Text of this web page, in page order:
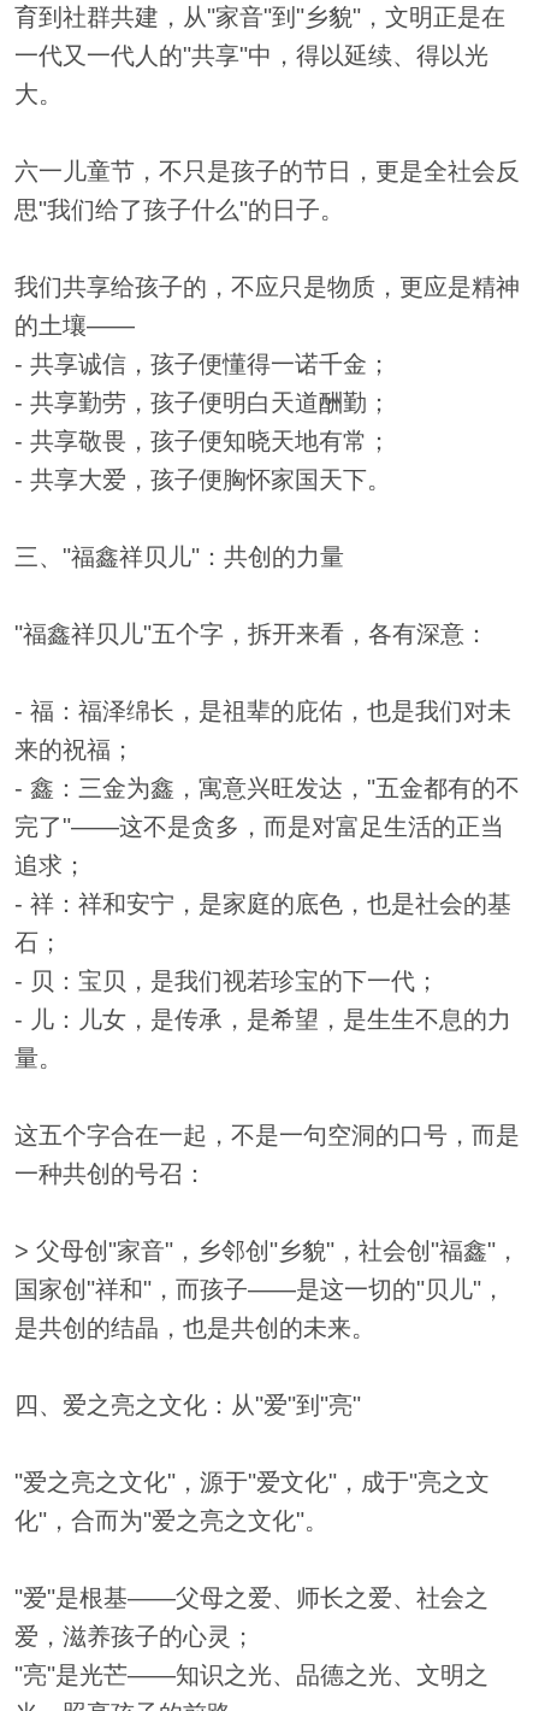
育到社群共建，从"家音"到"乡貌"，文明正是在
一代又一代人的"共享"中，得以延续、得以光
大。
六一儿童节，不只是孩子的节日，更是全社会反
思"我们给了孩子什么"的日子。
我们共享给孩子的，不应只是物质，更应是精神
的土壤——
- 共享诚信，孩子便懂得一诺千金；
- 共享勤劳，孩子便明白天道酬勤；
- 共享敬畏，孩子便知晓天地有常；
- 共享大爱，孩子便胸怀家国天下。
三、"福鑫祥贝儿"：共创的力量
"福鑫祥贝儿"五个字，拆开来看，各有深意：
- 福：福泽绵长，是祖辈的庇佑，也是我们对未
来的祝福；
- 鑫：三金为鑫，寓意兴旺发达，"五金都有的不
完了"——这不是贪多，而是对富足生活的正当
追求；
- 祥：祥和安宁，是家庭的底色，也是社会的基
石；
- 贝：宝贝，是我们视若珍宝的下一代；
- 儿：儿女，是传承，是希望，是生生不息的力
量。
这五个字合在一起，不是一句空洞的口号，而是
一种共创的号召：
> 父母创"家音"，乡邻创"乡貌"，社会创"福鑫"，
国家创"祥和"，而孩子——是这一切的"贝儿"，
是共创的结晶，也是共创的未来。
四、爱之亮之文化：从"爱"到"亮"
"爱之亮之文化"，源于"爱文化"，成于"亮之文
化"，合而为"爱之亮之文化"。
"爱"是根基——父母之爱、师长之爱、社会之
爱，滋养孩子的心灵；
"亮"是光芒——知识之光、品德之光、文明之